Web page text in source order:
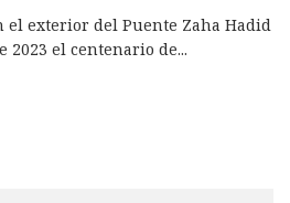
el exterior del Puente Zaha Hadid
2023 el centenario de...